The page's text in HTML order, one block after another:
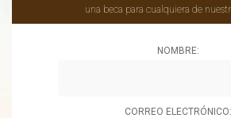
una beca para cualquiera de
NOMBRE:
CORREO ELECTRÓNICO: